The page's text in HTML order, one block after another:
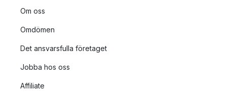
Om oss
Omdömen
Det ansvarsfulla företaget
Jobba hos oss
Affiliate